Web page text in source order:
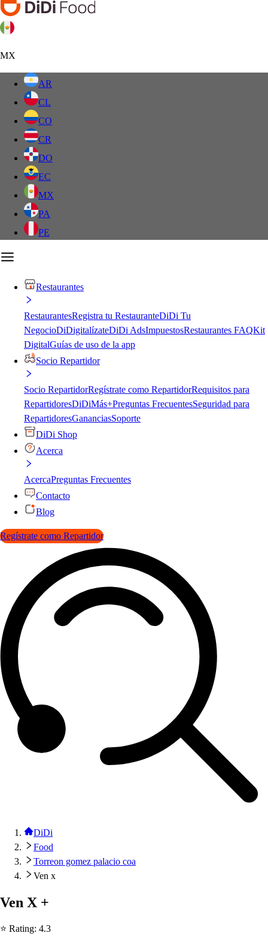
MX
AR
CL
CO
CR
DO
EC
MX
PA
PE
Restaurantes
RestaurantesRegistra tu RestauranteDiDi Tu
NegocioDiDigitalízateDiDi AdsImpuestosRestaurantes FAQKit
DigitalGuías de uso de la app
Socio Repartidor
Socio RepartidorRegístrate como RepartidorRequisitos para
RepartidoresDiDiMás+Preguntas FrecuentesSeguridad para
RepartidoresGananciasSoporte
DiDi Shop
Acerca
AcercaPreguntas Frecuentes
Contacto
Blog
Regístrate como Repartidor
DiDi
Food
Torreon gomez palacio coa
Ven x
Ven X +
⭐ Rating: 4.3